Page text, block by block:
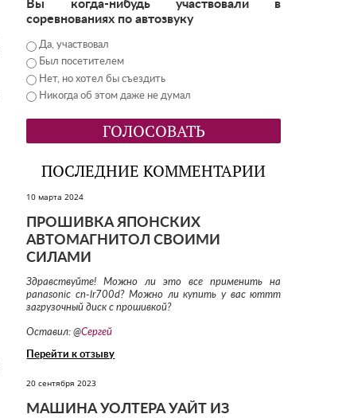
Вы когда-нибудь участвовали в
соревнованиях по автозвуку
Да, участвовал
Был посетителем
Нет, но хотел бы съездить
Никогда об этом даже не думал
ПОСЛЕДНИЕ КОММЕНТАРИИ
10 марта 2024
ПРОШИВКА ЯПОНСКИХ
АВТОМАГНИТОЛ СВОИМИ
СИЛАМИ
Здравствуйте! Можно ли это все применить на
panasonic cn-lr700d? Можно ли купить у вас юттт
загрузочный диск с прошивкой?
Оставил: @Сергей
Перейти к отзыву
20 сентября 2023
МАШИНА УОЛТЕРА УАЙТ ИЗ